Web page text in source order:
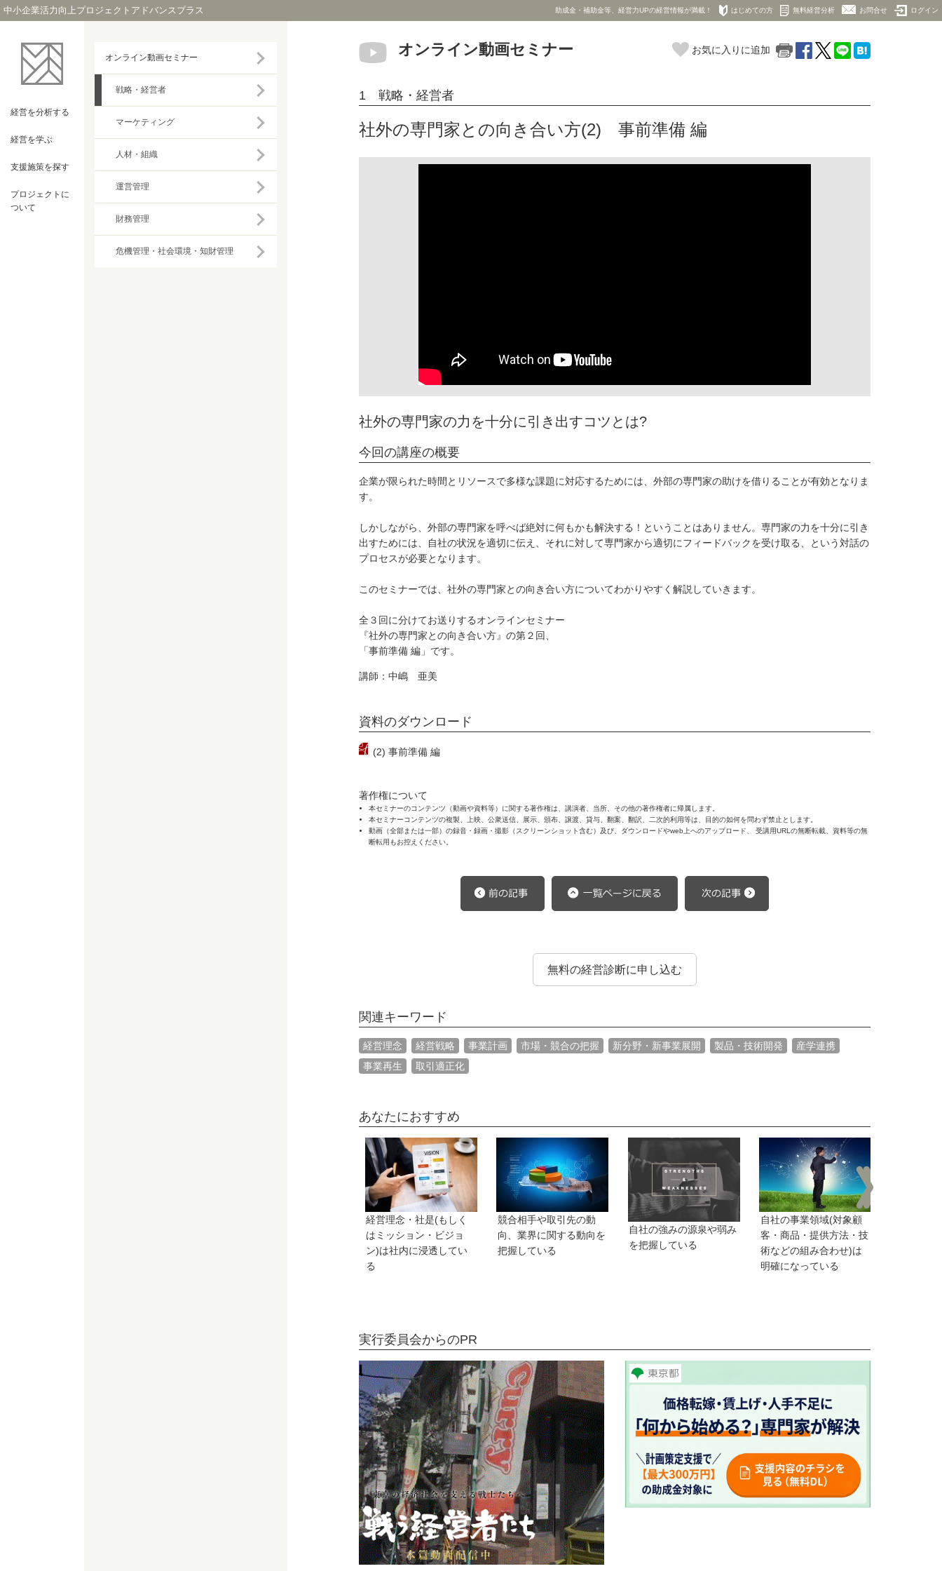
中小企業活力向上プロジェクトアドバンスプラス 助成金・補助金等、経営力UPの経営情報が満載！ はじめての方 無料経営分析 お問合せ ログイン
経営を分析する
経営を学ぶ
支援施策を探す
プロジェクト に
ついて
オンライン動画セミナー
戦略・経営者
マーケティング
人材・組織
運営管理
財務管理
危機管理・社会環境・知財管理
オンライン動画セミナー お気に入りに追加
1 戦略・経営者
社外の専門家との向き合い方(2) 事前準備 編
社外の専門家の力を十分に引き出すコツとは?
今回の講座の概要
企業が限られた時間とリソースで多様な課題に対応するためには、外部の専門家の助けを借りることが有効となりま
す。
しかしながら、外部の専門家を呼べば絶対に何もかも解決する！ということはありません。専門家の力を十分に引き
出すためには、自社の状況を適切に伝え、それに対して専門家から適切にフィードバックを受け取る、という対話の
プロセスが必要となります。
このセミナーでは、社外の専門家との向き合い方についてわかりやすく解説していきます。
全３回に分けてお送りするオンラインセミナー
『社外の専門家との向き合い方』の第２回、
「事前準備 編」です。
講師：中嶋 亜美
資料のダウンロード
(2) 事前準備 編
著作権について
本セミナーのコンテンツ（動画や資料等）に関する著作権は、講演者、当所、その他の著作権者に帰属します。
本セミナーコンテンツの複製、上映、公衆送信、展示、頒布、譲渡、貸与、翻案、翻訳、二次的利用等は、目的の如何を問わず禁止とします。
動画（全部または一部）の録音・録画・撮影（スクリーンショット含む）及び、ダウンロードやweb上へのアップロード、 受講用URLの無断転載、資料等の無
断転用もお控えください。
無料の経営診断に申し込む
関連キーワード
経営理念 経営戦略 事業計画 市場・競合の把握 新分野・新事業展開 製品・技術開発
産学連携
事業再生
取引適正化
あなたにおすすめ
経営理念・社是(もしく
はミッション・ビジョ
ン)は社内に浸透してい
る
競合相手や取引先の動
向、業界に関する動向を
把握している
自社の強みの源泉や弱み
を把握している
自社の事業領域(対象顧
客・商品・提供方法・技
術などの組み合わせ)は
明確になっている
実行委員会からのPR